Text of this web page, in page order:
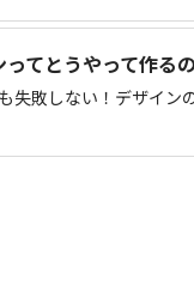
ってとうやって作る
失敗しない！デザイン